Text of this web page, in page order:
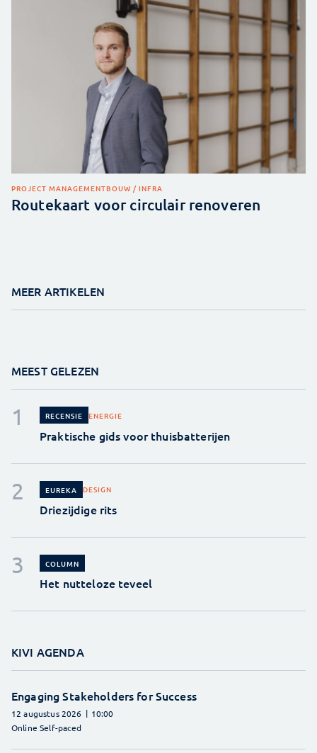
PROJECT MANAGEMENTBOUW / INFRA
Routekaart voor circulair renoveren
MEER ARTIKELEN
MEEST GELEZEN
RECENSIE ENERGIE
Praktische gids voor thuisbatterijen
EUREKA DESIGN
Driezijdige rits
COLUMN
Het nutteloze teveel
KIVI AGENDA
Engaging Stakeholders for Success
12 augustus 2026
10:00
Online Self-paced